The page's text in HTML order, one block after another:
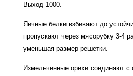
Выход 1000.
Яичные белки взбивают до
пропускают через мясорубку 3-4
уменьшая размер решетки.
Измельченные орехи соединяют с